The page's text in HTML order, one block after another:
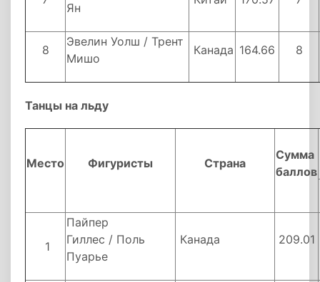
Ян
8
Эвелин Уолш / Трент
Мишо
Канада 164.66 8
Танцы на льду
Место Фигуристы Страна
Сумма
баллов
1
Пайпер
Гиллес / Поль
Пуарье
Канада 209.01